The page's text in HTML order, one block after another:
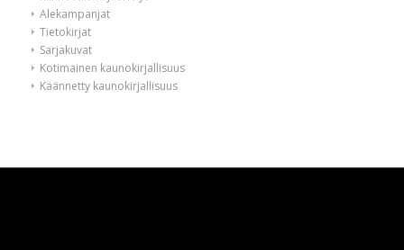
Alekampanjat
Tietokirjat
Sarjakuvat
Kotimainen kaunokirjallisuus
Käännetty kaunokirjallisuus